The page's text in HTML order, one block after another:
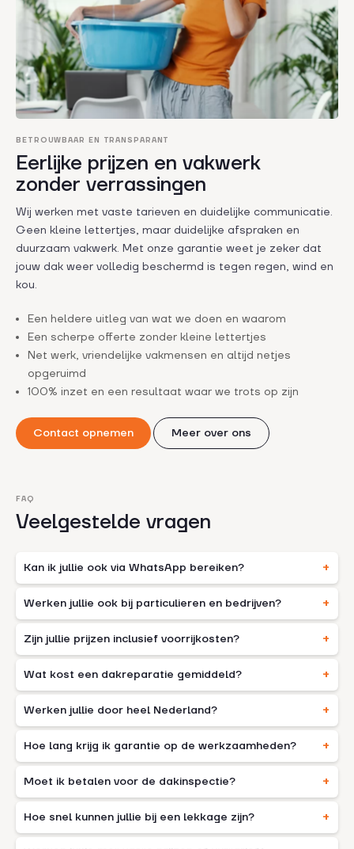
BETROUWBAAR EN TRANSPARANT
Eerlijke prijzen en vakwerk
zonder verrassingen
Wij werken met vaste tarieven en duidelijke communicatie.
Geen kleine lettertjes, maar duidelijke afspraken en
duurzaam vakwerk. Met onze garantie weet je zeker dat
jouw dak weer volledig beschermd is tegen regen, wind en
kou.
Een heldere uitleg van wat we doen en waarom
Een scherpe offerte zonder kleine lettertjes
Net werk, vriendelijke vakmensen en altijd netjes
opgeruimd
100% inzet en een resultaat waar we trots op zijn
Contact opnemen Meer over ons
FAQ
Veelgestelde vragen
Kan ik jullie ook via WhatsApp bereiken?
Werken jullie ook bij particulieren en bedrijven?
Zijn jullie prijzen inclusief voorrijkosten?
Wat kost een dakreparatie gemiddeld?
Werken jullie door heel Nederland?
Hoe lang krijg ik garantie op de werkzaamheden?
Moet ik betalen voor de dakinspectie?
Hoe snel kunnen jullie bij een lekkage zijn?